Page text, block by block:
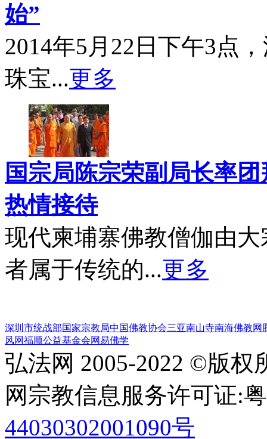
始”
2014年5月22日下午3点
珠宝...更多
国宗局陈宗荣副局长率
热情接待
现代柬埔寨佛教僧伽由
者属于传统的...更多
深圳市统战部国家宗教局中国佛教协会三亚南山寺南海佛教网
风网福顺公益基金会网易佛学
弘法网 2005-2022 ©版权
网宗教信息服务许可证:
44030302001090号